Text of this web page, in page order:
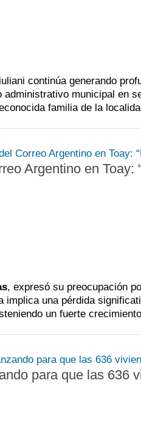
continúa generando
municipal en
familia de la
Argentino en Toay:
, expresó su preocupación
implica una pérdida
un fuerte
para que las 636